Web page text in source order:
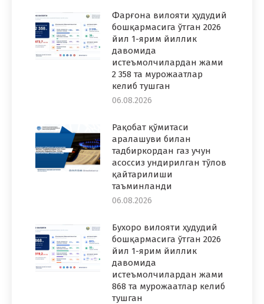
Фарғона вилояти ҳудудий
бошқармасига ўтган 2026
йил 1-ярим йиллик
давомида
истеъмолчилардан жами
2 358 та мурожаатлар
келиб тушган
06.08.2026
Рақобат қўмитаси
аралашуви билан
тадбиркордан газ учун
асоссиз ундирилган тўлов
қайтарилиши
таъминланди
06.08.2026
Бухоро вилояти ҳудудий
бошқармасига ўтган 2026
йил 1-ярим йиллик
давомида
истеъмолчилардан жами
868 та мурожаатлар келиб
тушган